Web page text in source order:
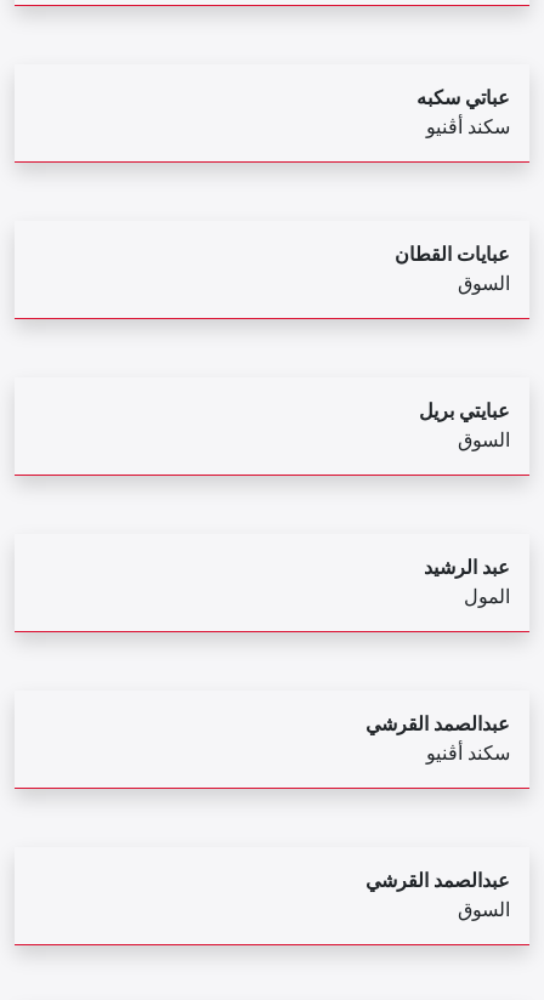
عباتي سكبه
سكند أڤنيو
عبايات القطان
السوق
عبايتي بريل
السوق
عبد الرشيد
المول
عبدالصمد القرشي
سكند أڤنيو
عبدالصمد القرشي
السوق